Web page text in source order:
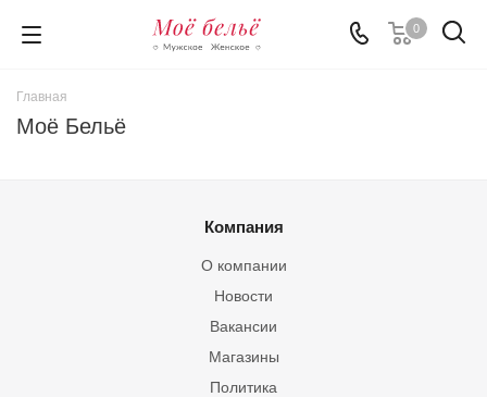
0
Главная
Моё Бельё
Компания
О компании
Новости
Вакансии
Магазины
Политика